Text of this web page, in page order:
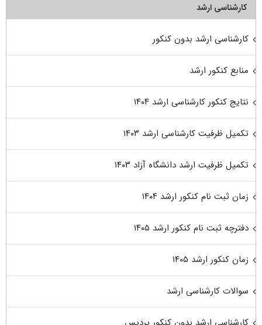
کارشناسی ارشد
کارشناسی ارشد بدون کنکور
منابع کنکور ارشد
نتایج کنکور کارشناسی ارشد ۱۴۰۴
تکمیل ظرفیت کارشناسی ارشد ۱۴۰۳
تکمیل ظرفیت ارشد دانشگاه آزاد ۱۴۰۳
زمان ثبت نام کنکور ارشد ۱۴۰۴
دفترچه ثبت نام کنکور ارشد ۱۴۰۵
زمان کنکور ارشد ۱۴۰۵
سوالات کارشناسی ارشد